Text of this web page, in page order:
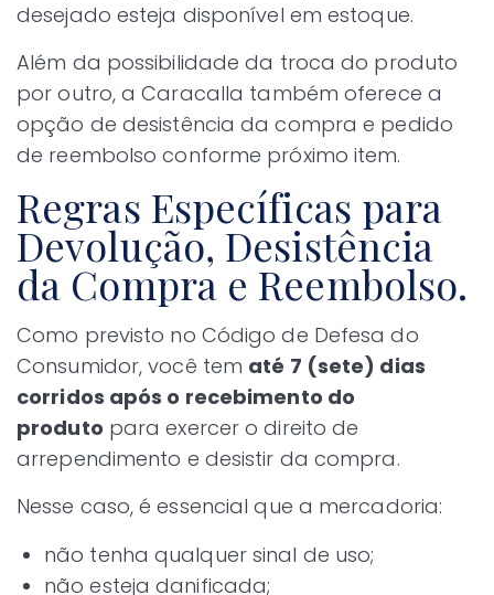
desejado esteja disponível em estoque.
Além da possibilidade da troca do produto
por outro, a Caracalla também oferece a
opção de desistência da compra e pedido
de reembolso conforme próximo item.
Regras Específicas para
Devolução, Desistência
da Compra e Reembolso.
Como previsto no Código de Defesa do
Consumidor, você tem até 7 (sete) dias
corridos após o recebimento do
produto para exercer o direito de
arrependimento e desistir da compra.
Nesse caso, é essencial que a mercadoria:
não tenha qualquer sinal de uso;
não esteja danificada;